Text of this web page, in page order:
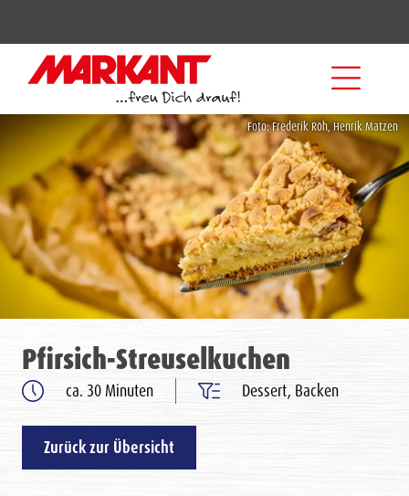
Foto: Frederik Röh, Henrik Matzen
Pfirsich-Streuselkuchen
ca. 30 Minuten Dessert, Backen
Zurück zur Übersicht